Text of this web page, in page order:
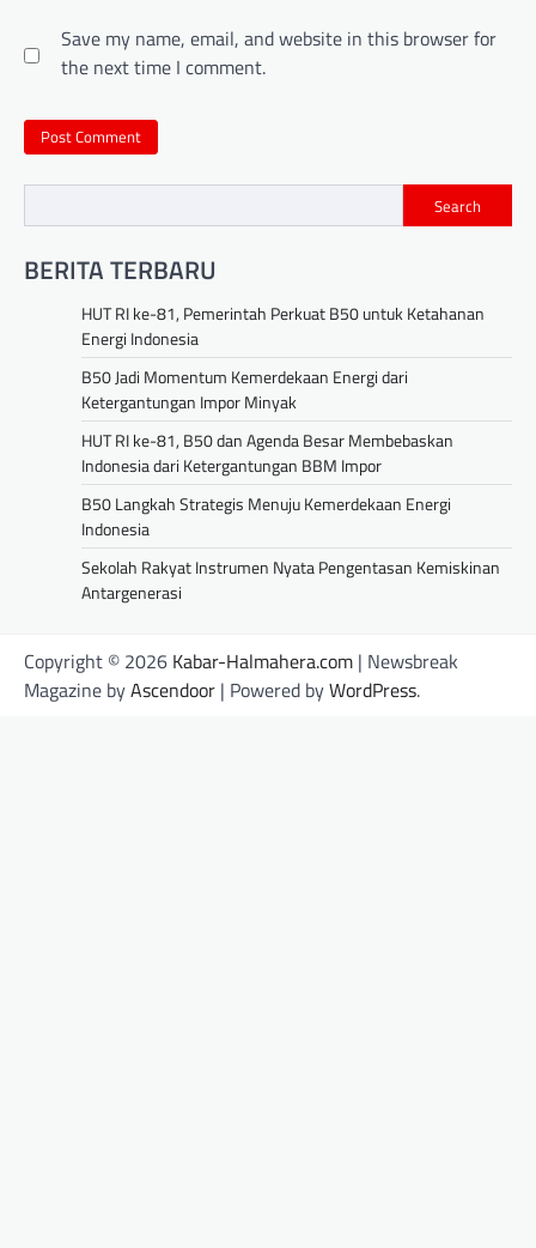
Save my name, email, and website in this browser for
the next time I comment.
Search
BERITA TERBARU
HUT RI ke-81, Pemerintah Perkuat B50 untuk Ketahanan
Energi Indonesia
B50 Jadi Momentum Kemerdekaan Energi dari
Ketergantungan Impor Minyak
HUT RI ke-81, B50 dan Agenda Besar Membebaskan
Indonesia dari Ketergantungan BBM Impor
B50 Langkah Strategis Menuju Kemerdekaan Energi
Indonesia
Sekolah Rakyat Instrumen Nyata Pengentasan Kemiskinan
Antargenerasi
Copyright © 2026 Kabar-Halmahera.com | Newsbreak
Magazine byAscendoor | Powered byWordPress.